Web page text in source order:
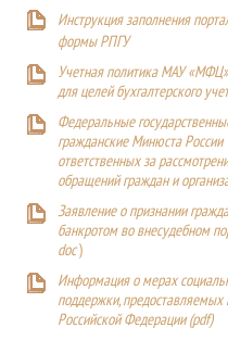
Инструкция заполнения
формы РПГУ
Учетная политика МАУ
для целей бухгалтерского
Федеральные
гражданские Минюста России
ответственных за
обращений граждан и
Заявление о признании
банкротом во внесудебном
doc)
Информация о мерах
поддержки,
Российской Федерации (pdf)